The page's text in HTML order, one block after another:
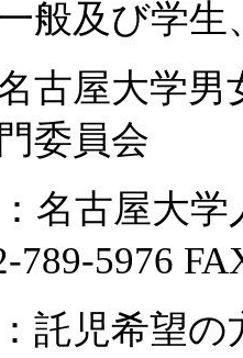
般及び学生
古屋大学男
委員会
：名古屋大
789-5976
託児希望